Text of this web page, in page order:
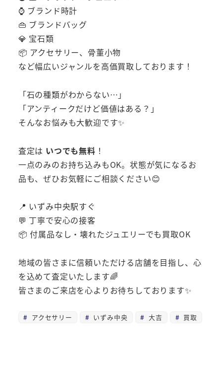
⌚ ブランド時計
👜 ブランドバッグ
💎 宝石類
📦 アクセサリー、骨董小物
など幅広いジャンルを高価買取しております！
「石の種類がわからない…」
「アンティークだけど価値はある？」
そんなお悩みも大歓迎です✨
査定は いつでも無料 ！
一点のみのお持ち込みもOK。状態が気になるお
品も、ぜひお気軽にご相談ください😊
📍 いずみ中央駅すぐ
💬 丁寧で安心の接客
📦 付属品なし・壊れたジュエリーでも買取OK
地域の皆さまに信頼いただける店舗を目指し、心
を込めて査定いたします🌈
皆さまのご来店を心よりお待ちしております✨
アクセサリー いずみ中央 大吉 買取